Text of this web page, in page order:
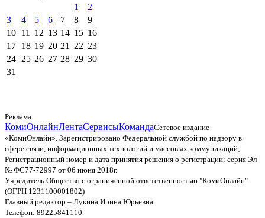
1
2
3
4 5 6 7 8
9
10 11 12 13 14 15 16
17 18 19 20 21 22 23
24 25 26 27 28 29 30
31
Реклама
КомиОнлайнЛентаСервисыКомандаСетевое издание
«КомиОнлайн». Зарегистрировано Федеральной службой по надзору в
сфере связи, информационных технологий и массовых коммуникаций;
Регистрационный номер и дата принятия решения о регистрации: серия Эл
№ ФС77-72997 от 06 июня 2018г.
Учредитель Общество с ограниченной ответственностью "КомиОнлайн"
(ОГРН 1231100001802)
Главный редактор – Лукина Ирина Юрьевна.
Телефон: 89225841110